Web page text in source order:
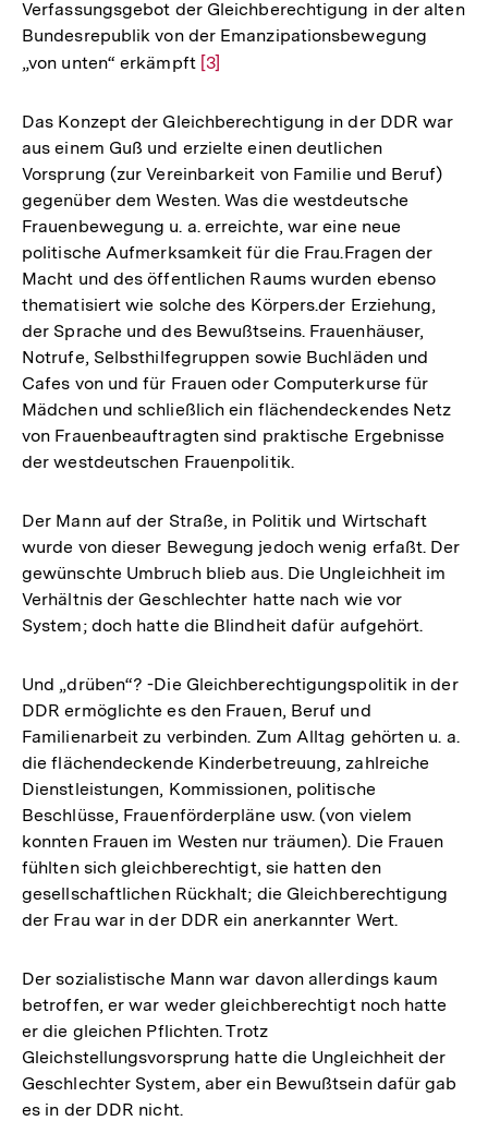
Verfassungsgebot der Gleichberechtigung in der alten
Bundesrepublik von der Emanzipationsbewegung
„von unten“ erkämpft Zur
der
Fußnote
[3]
Das Konzept der Gleichberechtigung in der DDR war
aus einem Guß und erzielte einen deutlichen
Vorsprung (zur Vereinbarkeit von Familie und Beruf)
gegenüber dem Westen. Was die westdeutsche
Frauenbewegung u. a. erreichte, war eine neue
politische Aufmerksamkeit für die Frau.Fragen der
Macht und des öffentlichen Raums wurden ebenso
thematisiert wie solche des Körpers.der Erziehung,
der Sprache und des Bewußtseins. Frauenhäuser,
Notrufe, Selbsthilfegruppen sowie Buchläden und
Cafes von und für Frauen oder Computerkurse für
Mädchen und schließlich ein flächendeckendes Netz
von Frauenbeauftragten sind praktische Ergebnisse
der westdeutschen Frauenpolitik.
Der Mann auf der Straße, in Politik und Wirtschaft
wurde von dieser Bewegung jedoch wenig erfaßt. Der
gewünschte Umbruch blieb aus. Die Ungleichheit im
Verhältnis der Geschlechter hatte nach wie vor
System; doch hatte die Blindheit dafür aufgehört.
Und „drüben“? -Die Gleichberechtigungspolitik in der
DDR ermöglichte es den Frauen, Beruf und
Familienarbeit zu verbinden. Zum Alltag gehörten u. a.
die flächendeckende Kinderbetreuung, zahlreiche
Dienstleistungen, Kommissionen, politische
Beschlüsse, Frauenförderpläne usw. (von vielem
konnten Frauen im Westen nur träumen). Die Frauen
fühlten sich gleichberechtigt, sie hatten den
gesellschaftlichen Rückhalt; die Gleichberechtigung
der Frau war in der DDR ein anerkannter Wert.
Der sozialistische Mann war davon allerdings kaum
betroffen, er war weder gleichberechtigt noch hatte
er die gleichen Pflichten. Trotz
Gleichstellungsvorsprung hatte die Ungleichheit der
Geschlechter System, aber ein Bewußtsein dafür gab
es in der DDR nicht.